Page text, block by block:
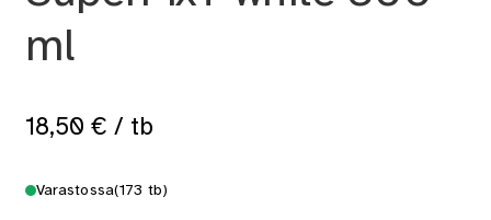
ml
18,50 € / tb
Varastossa(173 tb)